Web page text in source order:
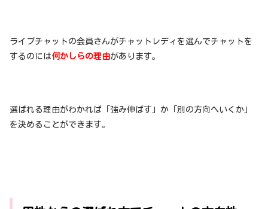
ライブチャットの会員さんがチャットレディを選んでチャットを
するのには何かしらの理由があります。
選ばれる理由がわかれば「強み伸ばす」か「別の方向へいくか」
を決めることができます。